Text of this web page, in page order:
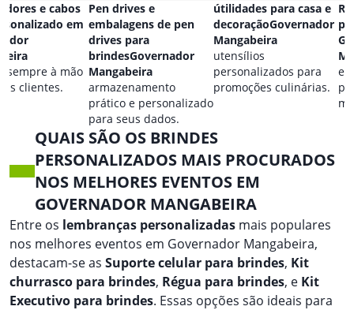
e cabos
em
sempre à mão
clientes.
Pen drives e
embalagens de pen
drives para
brindesGovernador
Mangabeira
armazenamento
prático e personalizado
para seus dados.
útilidades para casa e
decoraçãoGovernador
Mangabeira
utensílios
personalizados para
promoções culinárias.
QUAIS SÃO OS BRINDES
PERSONALIZADOS MAIS PROCURADOS
NOS MELHORES EVENTOS EM
GOVERNADOR MANGABEIRA
Entre os lembranças personalizadas mais populares
nos melhores eventos em Governador Mangabeira,
destacam-se as Suporte celular para brindes, Kit
churrasco para brindes, Régua para brindes, e Kit
Executivo para brindes. Essas opções são ideais para